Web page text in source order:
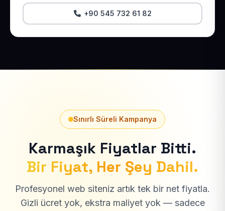
+90 545 732 61 82
Sınırlı Süreli Kampanya
Karmaşık Fiyatlar Bitti.
Bir Fiyat, Her Şey Dahil.
Profesyonel web siteniz artık tek bir net fiyatla.
Gizli ücret yok, ekstra maliyet yok — sadece